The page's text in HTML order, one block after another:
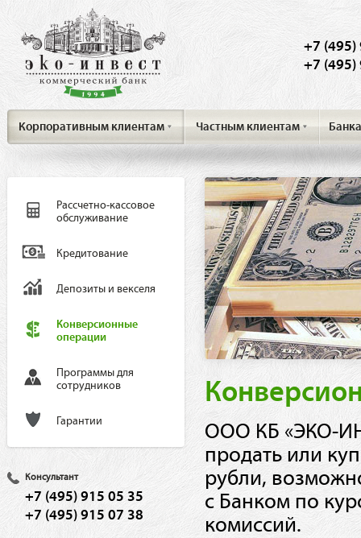
+7 (495)
+7 (495)
Корпоративным клиентам Частным клиентам
Рассчетно-кассовое
обслуживание
Кредитование
Депозиты и векселя
Конверсионные
операции
Программы для
сотрудников
Гарантии
Консультант
+7 (495) 915 05 35
+7 (495) 915 07 38
ООО КБ «ЭКО-
продать или
рубли,
с Банком по
комиссий.